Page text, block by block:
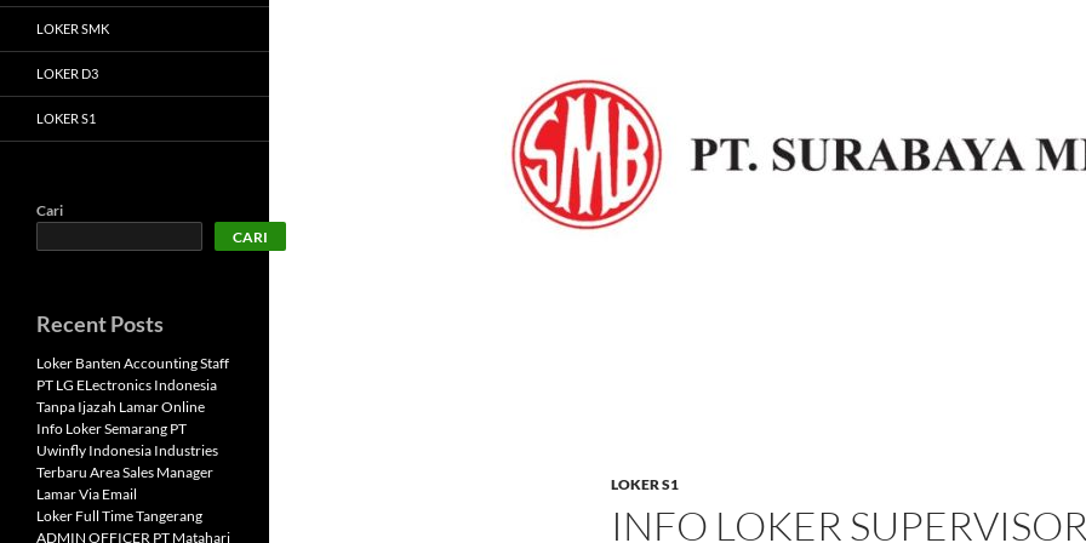
LOKER S1
INFO LOKER
LOKER SMK
LOKER D3
LOKER S1
Cari
CARI
Recent Posts
Loker Banten Accounting Staff
PT LG ELectronics Indonesia
Tanpa Ijazah Lamar Online
Info Loker Semarang PT
Uwinfly Indonesia Industries
Terbaru Area Sales Manager
Lamar Via Email
Loker Full Time Tangerang
ADMIN OFFICER PT Matahari